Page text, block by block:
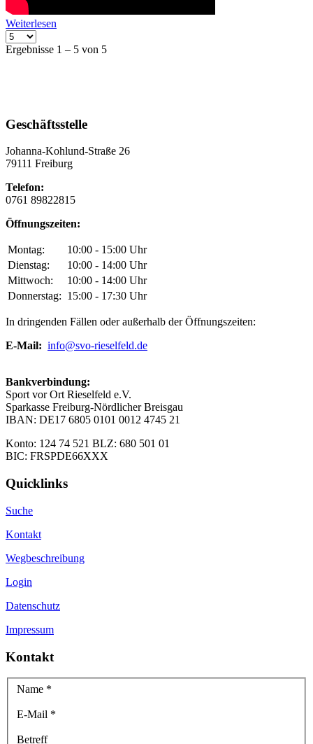
Weiterlesen
Ergebnisse 1 – 5 von 5
Geschäftsstelle
Johanna-Kohlund-Straße 26
79111 Freiburg
Telefon:
0761 89822815
Öffnungszeiten:
Montag:
10:00 - 15:00 Uhr
Dienstag:
10:00 - 14:00 Uhr
Mittwoch:
10:00 - 14:00 Uhr
Donnerstag: 15:00 - 17:30 Uhr
In dringenden Fällen oder außerhalb der Öffnungszeiten:
E-Mail: info@svo-rieselfeld.de
Bankverbindung:
Sport vor Ort Rieselfeld e.V.
Sparkasse Freiburg-Nördlicher Breisgau
IBAN: DE17 6805 0101 0012 4745 21
Konto: 124 74 521 BLZ: 680 501 01
BIC: FRSPDE66XXX
Quicklinks
Suche
Kontakt
Wegbeschreibung
Login
Datenschutz
Impressum
Kontakt
Name *
E-Mail *
Betreff